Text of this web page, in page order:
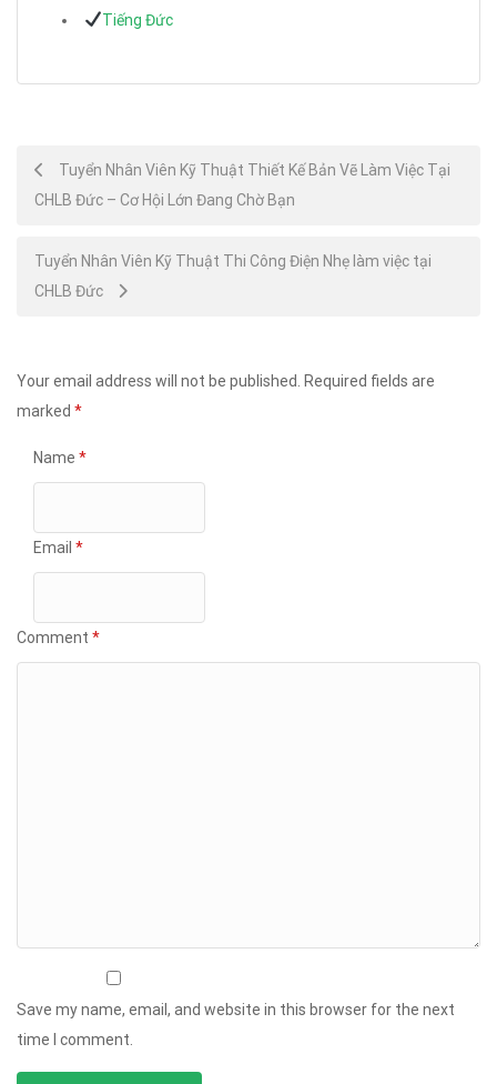
Tiếng Đức
Post
navigation
Tuyển Nhân Viên Kỹ Thuật Thiết Kế Bản Vẽ Làm Việc Tại
CHLB Đức – Cơ Hội Lớn Đang Chờ Bạn
Tuyển Nhân Viên Kỹ Thuật Thi Công Điện Nhẹ làm việc tại
CHLB Đức
Your email address will not be published.
Required fields are
marked *
Name *
Email *
Comment *
Save my name, email, and website in this browser for the next
time I comment.